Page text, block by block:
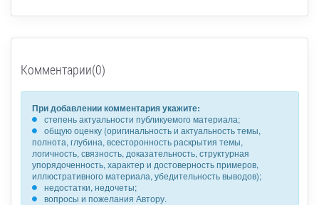
Комментарии(0)
При добавлении комментария укажите:
степень актуальности публикуемого материала;
общую оценку (оригинальность и актуальность темы,
полнота, глубина, всесторонность раскрытия темы,
логичность, связность, доказательность, структурная
упорядоченность, характер и достоверность примеров,
иллюстративного материала, убедительность выводов);
недостатки, недочеты;
вопросы и пожелания Автору.